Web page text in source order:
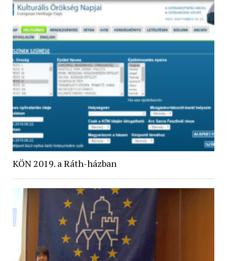
KÖN 2019. a Ráth-házban